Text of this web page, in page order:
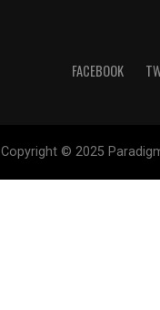
FACEBOOK
Copyright © 2025